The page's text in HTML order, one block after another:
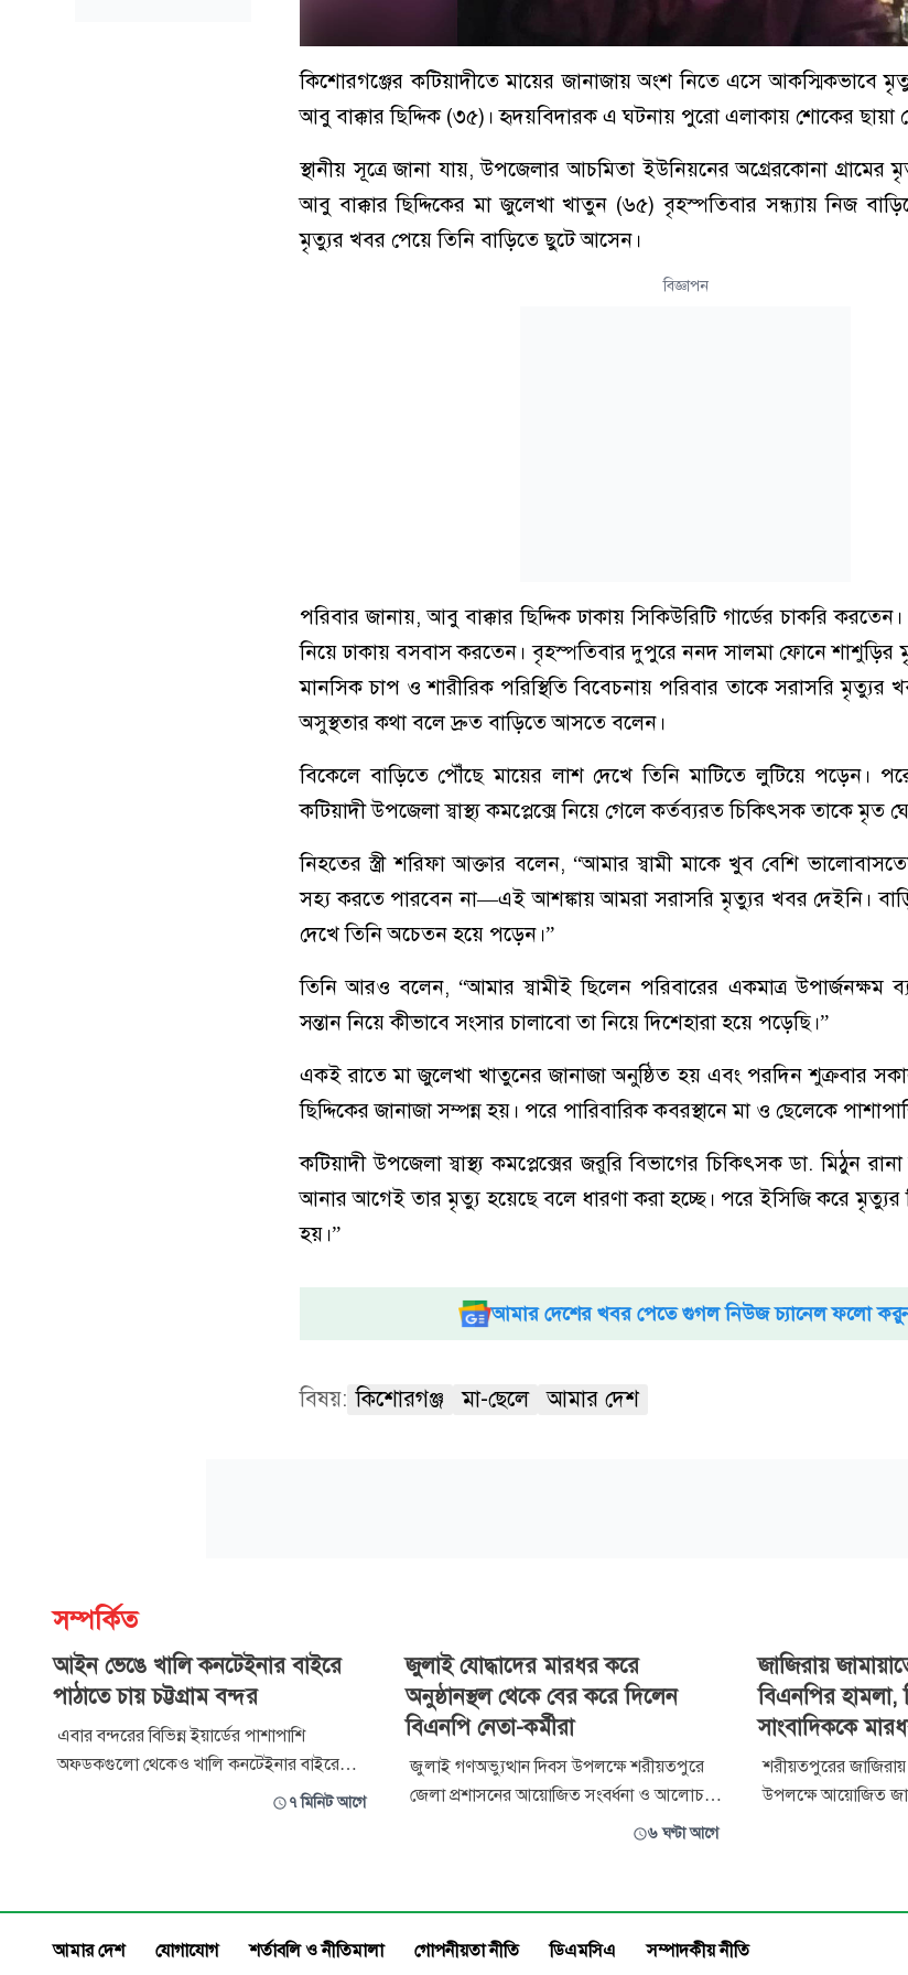
কিশোরগঞ্জের কটিয়াদীতে মায়ের জানাজায় অংশ নিতে এসে আকস্মিকভাবে
আবু বাক্কার ছিদ্দিক (৩৫)। হৃদয়বিদারক এ ঘটনায় পুরো এলাকায় শোকের ছায়া
স্থানীয় সূত্রে জানা যায়, উপজেলার আচমিতা ইউনিয়নের অগ্রেরকোনা গ্রামের
আবু বাক্কার ছিদ্দিকের মা জুলেখা খাতুন (৬৫) বৃহস্পতিবার সন্ধ্যায় নিজ
মৃত্যুর খবর পেয়ে তিনি বাড়িতে ছুটে আসেন।
বিজ্ঞাপন
পরিবার জানায়, আবু বাক্কার ছিদ্দিক ঢাকায় সিকিউরিটি গার্ডের চাকরি করতেন।
নিয়ে ঢাকায় বসবাস করতেন। বৃহস্পতিবার দুপুরে ননদ সালমা ফোনে শাশুড়ির
মানসিক চাপ ও শারীরিক পরিস্থিতি বিবেচনায় পরিবার তাকে সরাসরি মৃত্যুর
অসুস্থতার কথা বলে দ্রুত বাড়িতে আসতে বলেন।
বিকেলে বাড়িতে পৌঁছে মায়ের লাশ দেখে তিনি মাটিতে লুটিয়ে পড়েন।
কটিয়াদী উপজেলা স্বাস্থ্য কমপ্লেক্সে নিয়ে গেলে কর্তব্যরত চিকিৎসক তাকে মৃত
নিহতের স্ত্রী শরিফা আক্তার বলেন, “আমার স্বামী মাকে খুব বেশি
সহ্য করতে পারবেন না—এই আশঙ্কায় আমরা সরাসরি মৃত্যুর খবর দেইনি।
দেখে তিনি অচেতন হয়ে পড়েন।”
তিনি আরও বলেন, “আমার স্বামীই ছিলেন পরিবারের একমাত্র উপার্জনক্ষম
সন্তান নিয়ে কীভাবে সংসার চালাবো তা নিয়ে দিশেহারা হয়ে পড়েছি।”
একই রাতে মা জুলেখা খাতুনের জানাজা অনুষ্ঠিত হয় এবং পরদিন শুক্রবার
ছিদ্দিকের জানাজা সম্পন্ন হয়। পরে পারিবারিক কবরস্থানে মা ও ছেলেকে
কটিয়াদী উপজেলা স্বাস্থ্য কমপ্লেক্সের জরুরি বিভাগের চিকিৎসক ডা. মিঠুন
আনার আগেই তার মৃত্যু হয়েছে বলে ধারণা করা হচ্ছে। পরে ইসিজি করে মৃত্যুর
হয়।”
আমার দেশের খবর পেতে গুগল নিউজ চ্যানেল ফলো
বিষয়: কিশোরগঞ্জ মা-ছেলে আমার দেশ
সম্পর্কিত
আইন ভেঙে খালি কনটেইনার বাইরে
পাঠাতে চায় চট্টগ্রাম বন্দর
এবার বন্দরের বিভিন্ন ইয়ার্ডের পাশাপাশি
অফডকগুলো থেকেও খালি কনটেইনার বাইরে
পাঠিয়ে দেওয়ার উদ্যোগ নিয়েছে চট্টগ্রাম বন্দর
অনুমতি দিতে জাতীয় রাজস্ব বোর্ডকে (এনবিআ
৭ মিনিট আগে
জুলাই যোদ্ধাদের মারধর করে
অনুষ্ঠানস্থল থেকে বের করে দিলেন
বিএনপি নেতা-কর্মীরা
জুলাই গণঅভ্যুত্থান দিবস উপলক্ষে শরীয়তপুরে
জেলা প্রশাসনের আয়োজিত সংবর্ধনা ও আলোচনা
সভাকে কেন্দ্র করে মারধর ও লাঞ্ছনার অভিযোগে
বিএনপির নেতা-কর্মীরা তাদের শারীরিকভাবে
লাঞ্ছিত করে অনুষ্ঠানস্থল থেকে বের করে
৬ ঘণ্টা আগে
জাজিরায়
বিএনপির হামলা,
সাংবাদিককে
শরীয়তপুরের
উপলক্ষে আয়োজিত
কর্মসূচিতে বিএনপি
বিজয় টিভির জাজিরা
হামলার শিকার
আমার দেশ যোগাযোগ শর্তাবলি ও নীতিমালা গোপনীয়তা নীতি ডিএমসিএ সম্পাদকীয় নীতি